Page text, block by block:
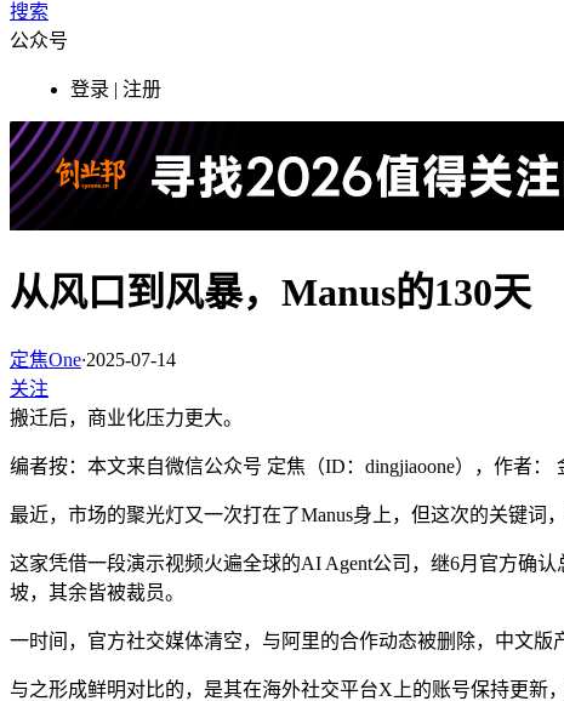
搜索
公众号
登录 | 注册
从风口到风暴，Manus的130天
定焦One·2025-07-14
关注
搬迁后，商业化压力更大。
编者按：本文来自微信公众号 定焦（ID：dingjiaoone），作者：
最近，市场的聚光灯又一次打在了Manus身上，但这次的关键词
这家凭借一段演示视频火遍全球的AI Agent公司，继6月官方确
坡，其余皆被裁员。
一时间，官方社交媒体清空，与阿里的合作动态被删除，中文
与之形成鲜明对比的，是其在海外社交平台X上的账号保持更新